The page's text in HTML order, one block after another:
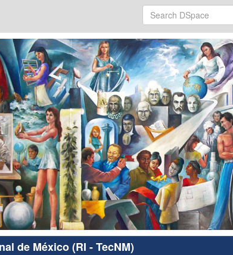
de México (RI - TecNM)